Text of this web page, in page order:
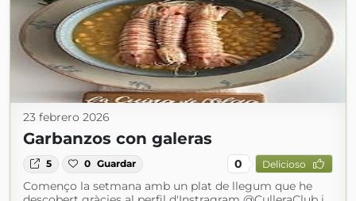
23 febrero 2026
Garbanzos con galeras
5 0 Guardar 0 Delicioso
Començo la setmana amb un plat de llegum que he